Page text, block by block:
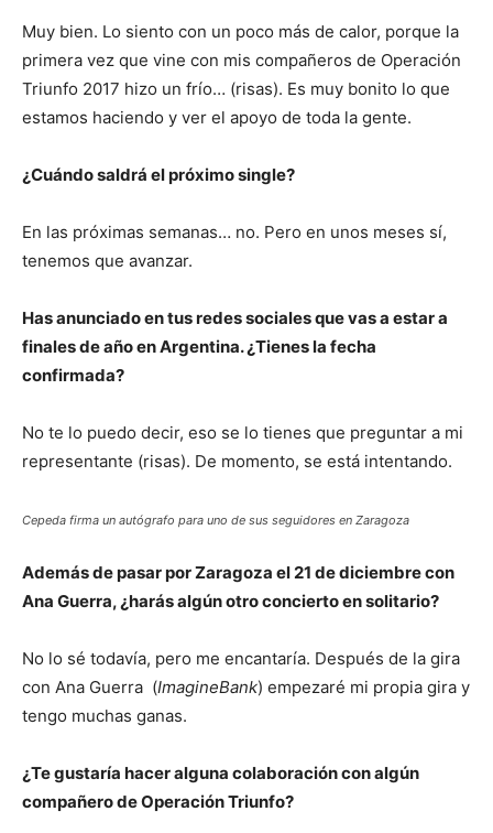
Muy bien. Lo siento con un poco más de calor, porque la
primera vez que vine con mis compañeros de Operación
Triunfo 2017 hizo un frío… (risas). Es muy bonito lo que
estamos haciendo y ver el apoyo de toda la gente.
¿Cuándo saldrá el próximo single?
En las próximas semanas… no. Pero en unos meses sí,
tenemos que avanzar.
Has anunciado en tus redes sociales que vas a estar a
finales de año en Argentina. ¿Tienes la fecha
confirmada?
No te lo puedo decir, eso se lo tienes que preguntar a mi
representante (risas). De momento, se está intentando.
Cepeda firma un autógrafo para uno de sus seguidores en Zaragoza
Además de pasar por Zaragoza el 21 de diciembre con
Ana Guerra, ¿harás algún otro concierto en solitario?
No lo sé todavía, pero me encantaría. Después de la gira
con Ana Guerra (ImagineBank) empezaré mi propia gira y
tengo muchas ganas.
¿Te gustaría hacer alguna colaboración con algún
compañero de Operación Triunfo?